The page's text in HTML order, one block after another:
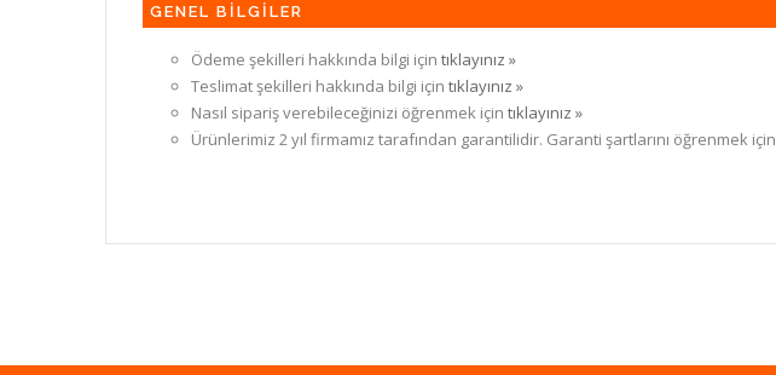
GENEL BİLGİLER
Ödeme şekilleri hakkında bilgi için tıklayınız »
Teslimat şekilleri hakkında bilgi için tıklayınız »
Nasıl sipariş verebileceğinizi öğrenmek için tıklayınız »
Ürünlerimiz 2 yıl firmamız tarafından garantilidir. Garanti şartlarını öğrenmek için